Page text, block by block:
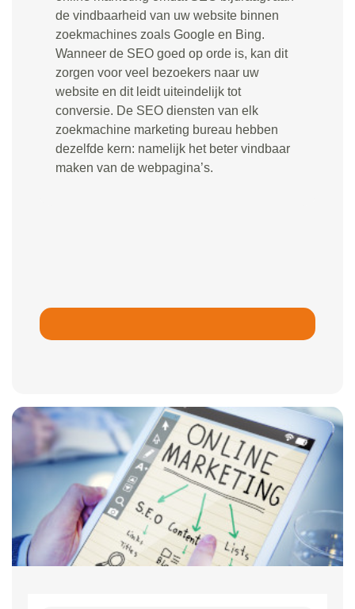
de vindbaarheid van uw website binnen
zoekmachines zoals Google en Bing.
Wanneer de SEO goed op orde is, kan dit
zorgen voor veel bezoekers naar uw
website en dit leidt uiteindelijk tot
conversie. De SEO diensten van elk
zoekmachine marketing bureau hebben
dezelfde kern: namelijk het beter vindbaar
maken van de webpagina’s.